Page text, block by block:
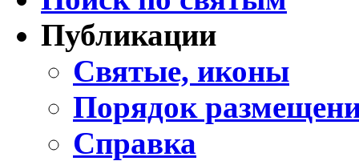
Публикации
Святые, иконы
Порядок
Справка